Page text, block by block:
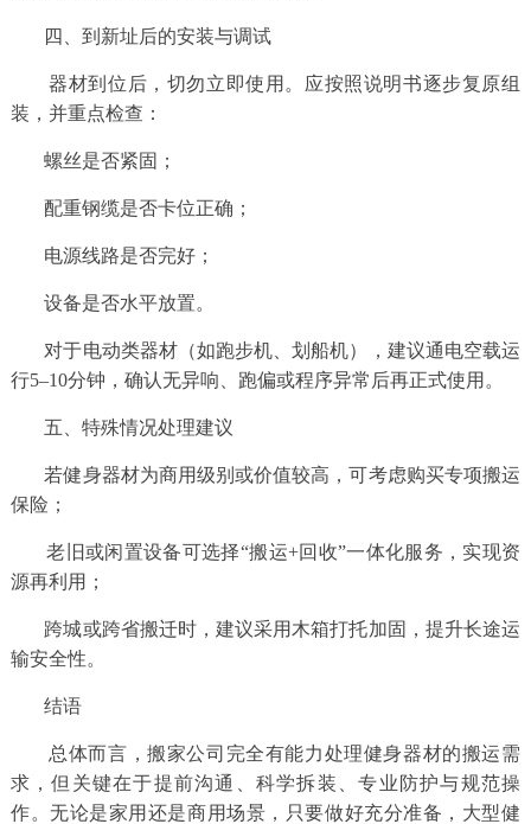
四、到新址后的安装与调试
器材到位后，切勿立即使用。应按照说明书逐步复原组
装，并重点检查：
螺丝是否紧固；
配重钢缆是否卡位正确；
电源线路是否完好；
设备是否水平放置。
对于电动类器材（如跑步机、划船机），建议通电空载运
行5–10分钟，确认无异响、跑偏或程序异常后再正式使用。
五、特殊情况处理建议
若健身器材为商用级别或价值较高，可考虑购买专项搬运
保险；
老旧或闲置设备可选择“搬运+回收”一体化服务，实现资
源再利用；
跨城或跨省搬迁时，建议采用木箱打托加固，提升长途运
输安全性。
结语
总体而言，搬家公司完全有能力处理健身器材的搬运需
求，但关键在于提前沟通、科学拆装、专业防护与规范操
作。无论是家用还是商用场景，只要做好充分准备，大型健